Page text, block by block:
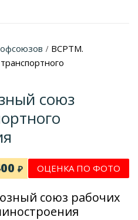
/ ВСРТМ.
союз
₽ ОЦЕНКА ПО ФОТО
союз рабочих